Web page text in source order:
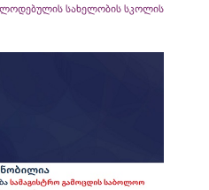
სახელობის სკოლის